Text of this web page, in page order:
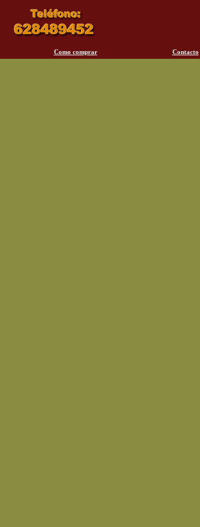
Como comprar Contacto